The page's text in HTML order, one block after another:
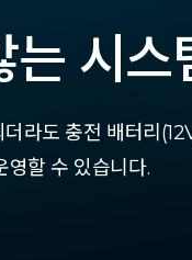
는 시스
라도 충전 배터리
영할 수 있습니다.